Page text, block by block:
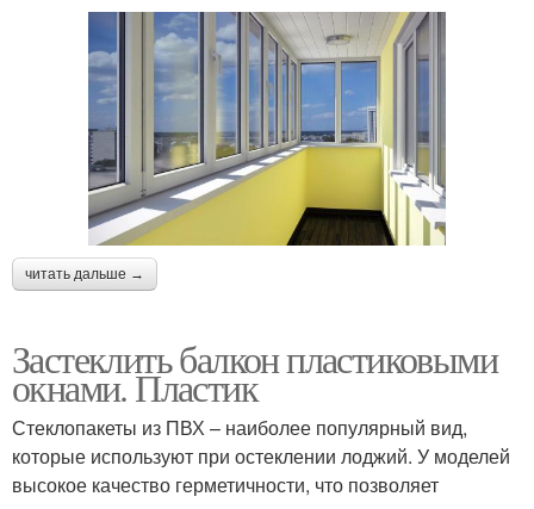
читать дальше →
Застеклить балкон пластиковыми
окнами. Пластик
Стеклопакеты из ПВХ – наиболее популярный вид,
которые используют при остеклении лоджий. У моделей
высокое качество герметичности, что позволяет